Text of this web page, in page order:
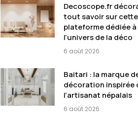
Decoscope.fr
tout savoir sur cette
plateforme dédiée à
l’univers de la déco
6 août 2026
Baitari : la marque
décoration inspirée
l’artisanat népalais
6 août 2026